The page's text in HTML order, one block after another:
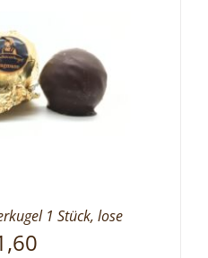
1 Stück, lose